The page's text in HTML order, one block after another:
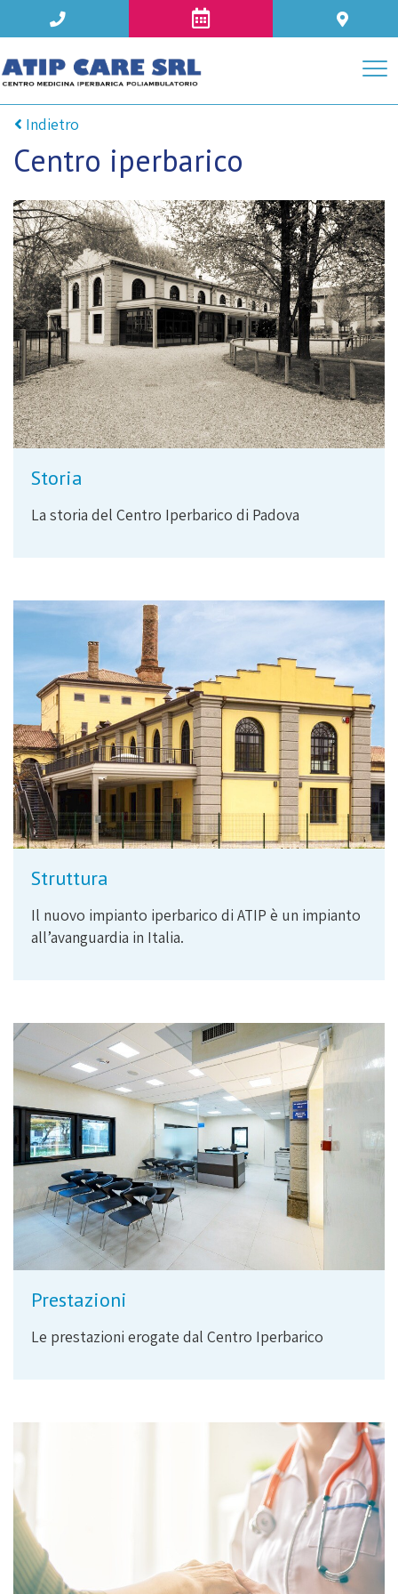
Indietro
Centro iperbarico
Storia
La storia del Centro Iperbarico di Padova
Struttura
Il nuovo impianto iperbarico di ATIP è un impianto
all’avanguardia in Italia.
Prestazioni
Le prestazioni erogate dal Centro Iperbarico